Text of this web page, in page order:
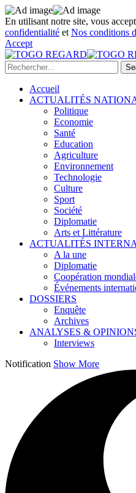
En utilisant notre site, vous
confidentialité et Nos conditions
Accept
Accueil
ACTUALITÉS
Politique
Economie
Santé
Education
Agriculture
Environnement
Technologie
Culture
Sport
Société
Diplomatie
Arts et Littérature
ACTUALITÉS
A la une
Diplomatie
Coopération
Événements
DOSSIERS
Enquête
Archives
ANALYSES &
Interviews
Notification Show More